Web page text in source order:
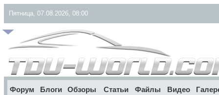
Пятница, 07.08.2026, 08:00
Форум Блоги Обзоры Статьи Файлы Видео